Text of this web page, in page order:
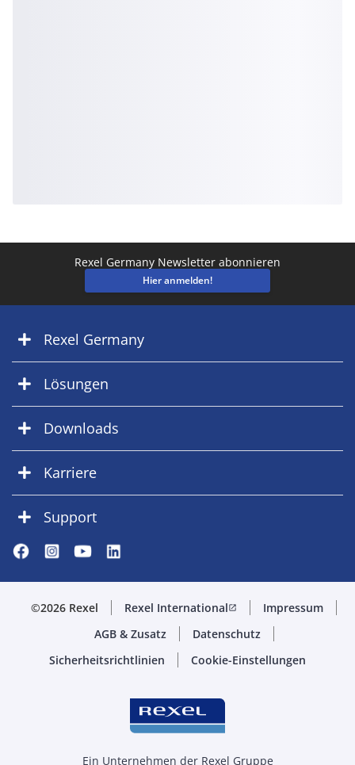
Rexel Germany Newsletter abonnieren
Hier anmelden!
Rexel Germany
Lösungen
Downloads
Karriere
Support
©2026 Rexel Rexel Internationalopen_in_new
Impressum
AGB & Zusatz
Datenschutz
Sicherheitsrichtlinien
Cookie-Einstellungen
Ein Unternehmen der Rexel Gruppe